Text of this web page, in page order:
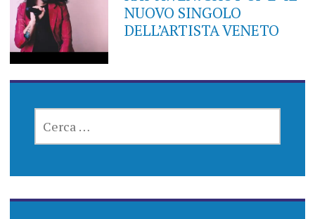
NUOVO SINGOLO
DELL’ARTISTA VENETO
PER: